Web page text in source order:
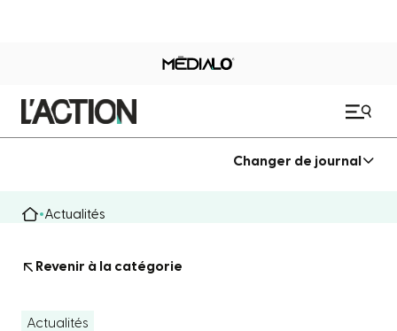
Changer de journal
Actualités
Revenir à la catégorie
Actualités